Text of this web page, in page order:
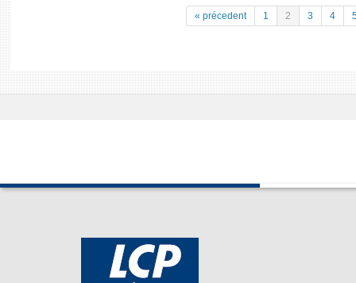
« précedent 1 2 3 4